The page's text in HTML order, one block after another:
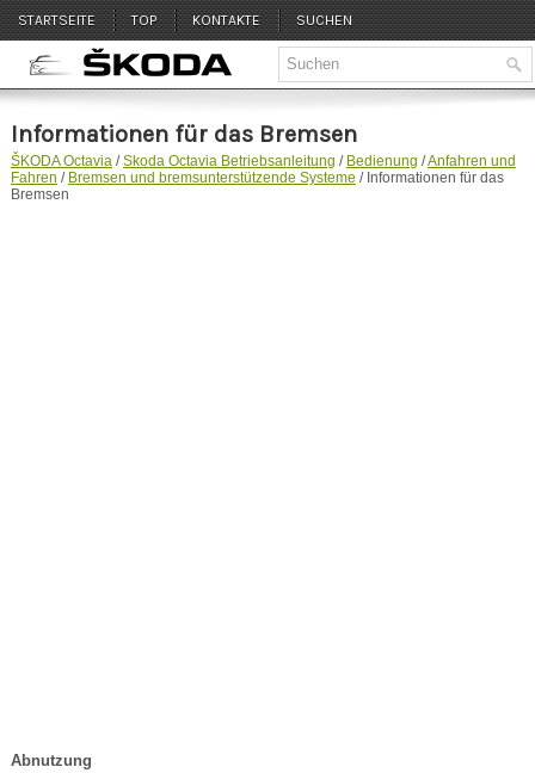
STARTSEITE TOP KONTAKTE SUCHEN
Informationen für das Bremsen
ŠKODA Octavia/Skoda Octavia Betriebsanleitung / Bedienung /Anfahren und
Fahren / Bremsen und bremsunterstützende Systeme / Informationen für das
Bremsen
Abnutzung